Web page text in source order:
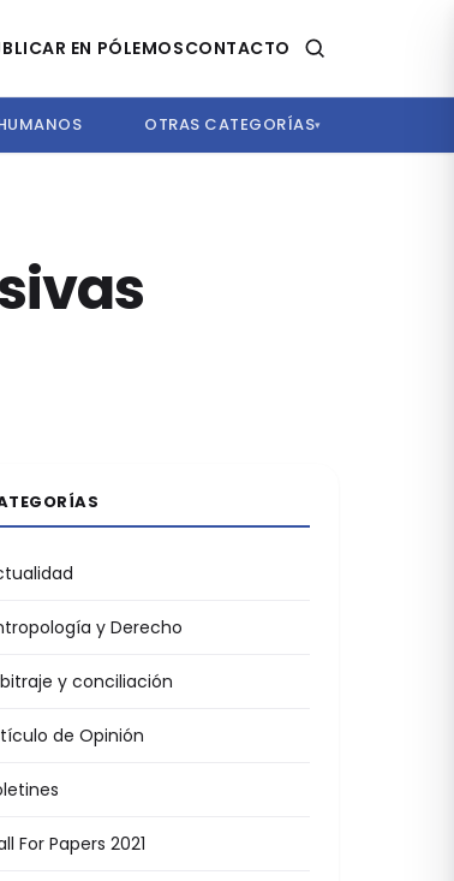
EN PÓLEMOSCONTACTO
OTRAS CATEGORÍAS▾
y Derecho
y conciliación
de Opinión
For Papers 2021